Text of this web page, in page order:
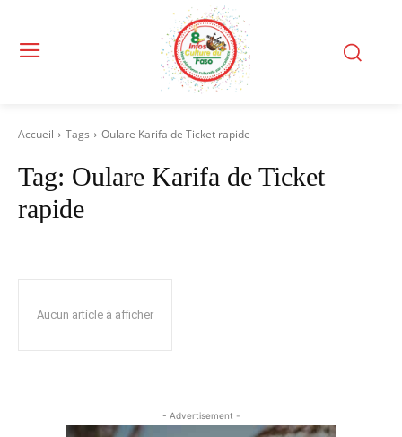
Accueil Tags Oulare Karifa de Ticket rapide
Tag: Oulare Karifa de Ticket
rapide
Aucun article à afficher
- Advertisement -